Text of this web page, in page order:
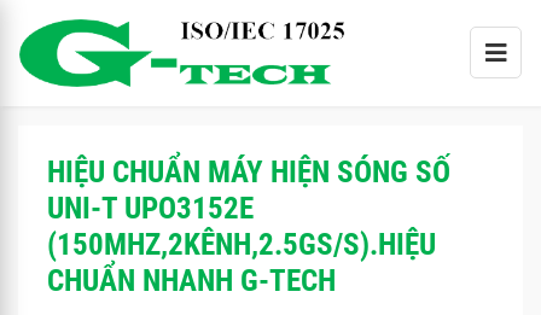
HIỆU CHUẨN MÁY HIỆN SÓNG SỐ
UNI-T UPO3152E
(150MHZ,2KÊNH,2.5GS/S).HIỆU
CHUẨN NHANH G-TECH